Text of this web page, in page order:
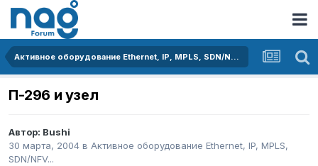
Активное оборудование Ethernet, IP, MPLS, SDN/NFV...
П-296 и узел
Автор: Bushi
30 марта, 2004 в Активное оборудование Ethernet, IP, MPLS,
SDN/NFV...